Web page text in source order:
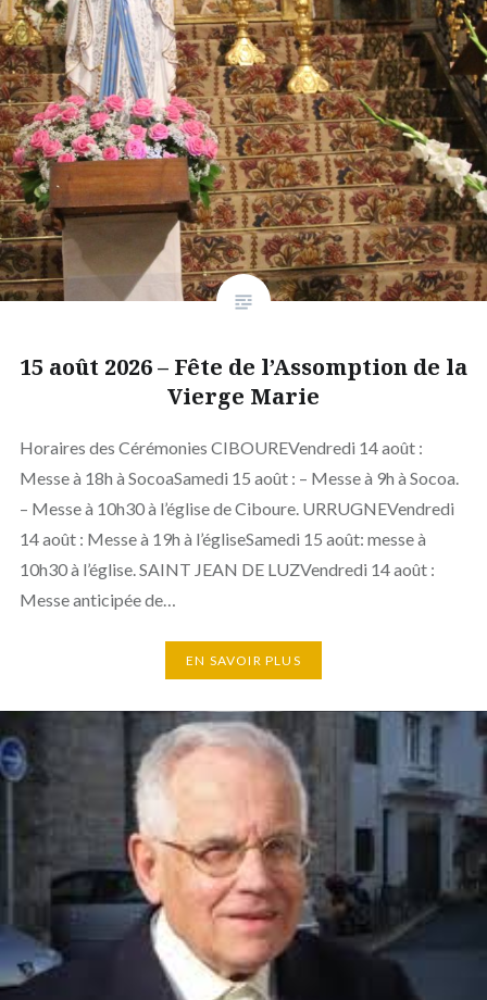
15 août 2026 – Fête de l’Assomption de la
Vierge Marie
Horaires des Cérémonies CIBOUREVendredi 14 août :
Messe à 18h à SocoaSamedi 15 août : – Messe à 9h à Socoa.
– Messe à 10h30 à l’église de Ciboure. URRUGNEVendredi
14 août : Messe à 19h à l’égliseSamedi 15 août: messe à
10h30 à l’église. SAINT JEAN DE LUZVendredi 14 août :
Messe anticipée de…
EN SAVOIR PLUS